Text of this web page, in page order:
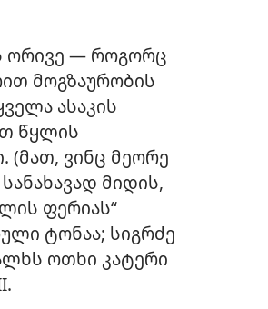
ორივე — როგორც
მოგზაურობის
ასაკის
წყლის
(მათ, ვინც მეორე
მიდის,
ფერიას“
ტონაა; სიგრძე
ოთხი კატერი